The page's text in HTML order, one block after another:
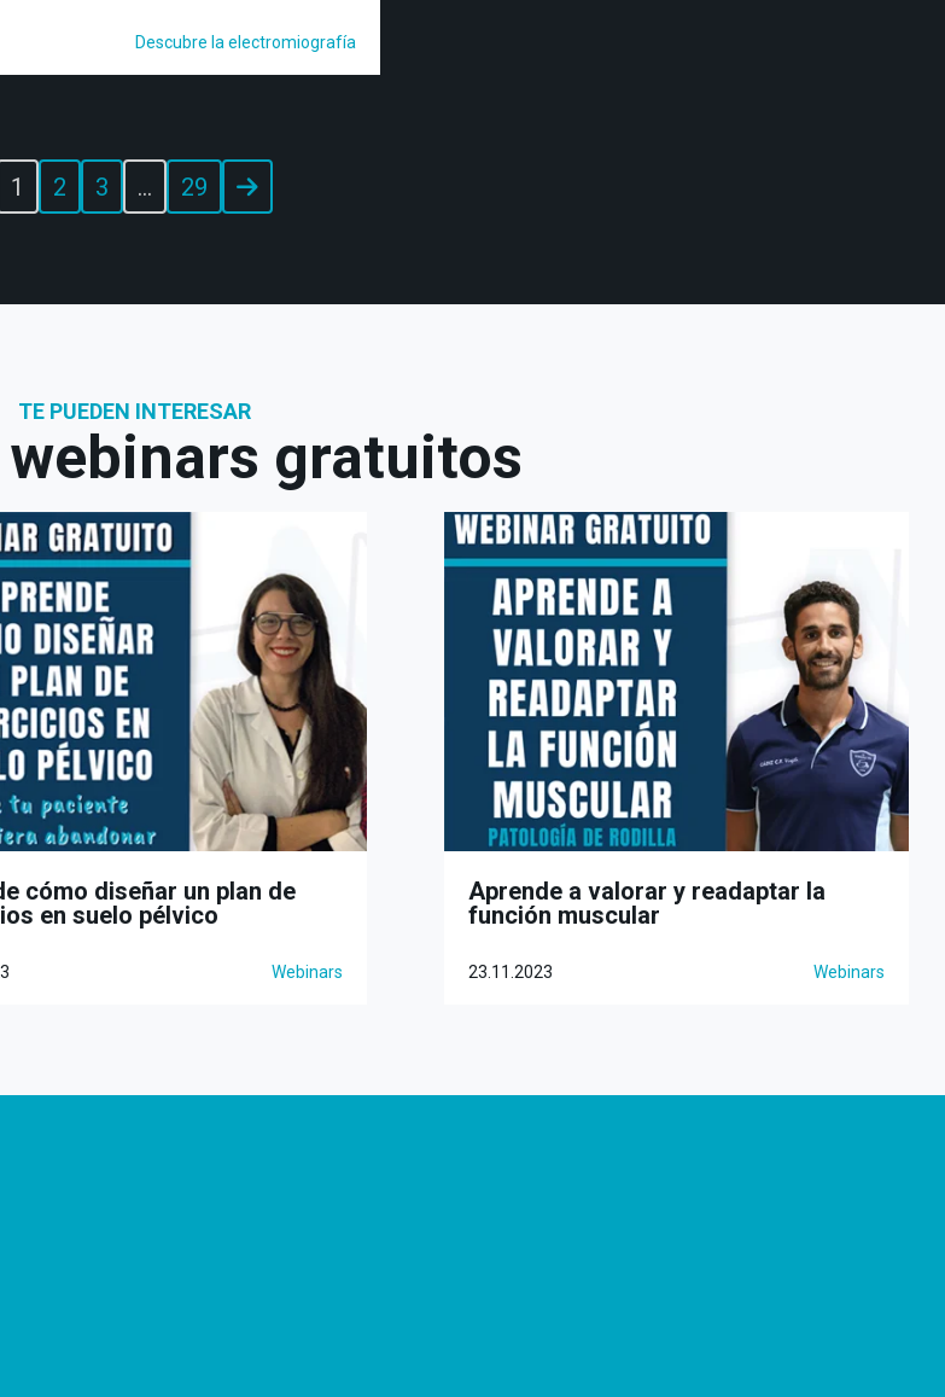
Descubre la electromiografía
1 2 3 … 29
TE PUEDEN INTERESAR
gratuitos
cómo diseñar un plan de
en suelo pélvico
Webinars
Aprende a valorar y readaptar la
función muscular
23.11.2023 Webinars